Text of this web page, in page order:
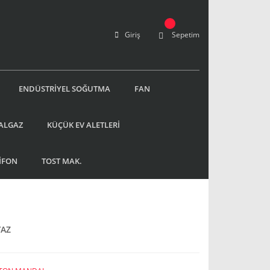
Giriş Sepetim
ENDÜSTRİYEL SOĞUTMA FAN
KÜÇÜK EV ALETLERİ
TOST MAK.